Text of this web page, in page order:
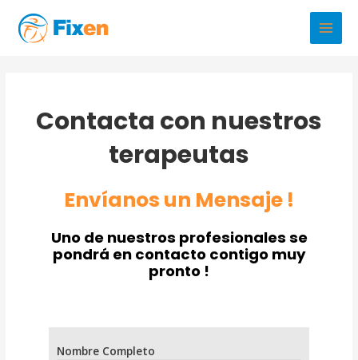
contenido
Main
Contacta con nuestros
terapeutas
Envíanos un Mensaje !
Uno de nuestros profesionales se
pondrá en contacto contigo muy
pronto !
Nombre Completo